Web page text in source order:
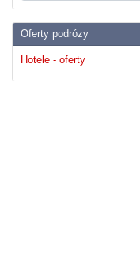
Oferty podrózy
Hotele - oferty